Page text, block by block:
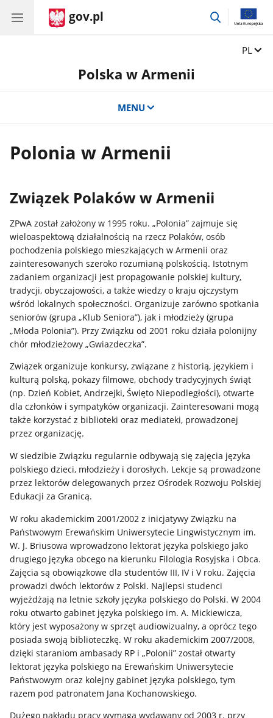
gov.pl
przejdź
Zmień
PL
Polska w Armenii
MENU
Polonia w Armenii
Związek Polaków w Armenii
ZPwA został założony w 1995 roku. „Polonia” zajmuje się
wieloaspektową działalnością na rzecz Polaków, osób
pochodzenia polskiego mieszkających w Armenii oraz
zainteresowanych szeroko rozumianą polskością. Istotnym
zadaniem organizacji jest propagowanie polskiej kultury,
tradycji, obyczajowości, a także wiedzy o kraju ojczystym
wśród lokalnych społeczności. Organizuje zarówno spotkania
seniorów (grupa „Klub Seniora”), jak i młodzieży (grupa
„Młoda Polonia”). Przy Związku od 2001 roku działa polonijny
chór młodzieżowy „Gwiazdeczka”.
Związek organizuje konkursy, związane z historią, językiem i
kulturą polską, pokazy filmowe, obchody tradycyjnych świąt
(np. Dzień Kobiet, Andrzejki, Święto Niepodległości), otwarte
dla członków i sympatyków organizacji. Zainteresowani mogą
także korzystać z biblioteki oraz mediateki, prowadzonej
przez organizację.
W siedzibie Związku regularnie odbywają się zajęcia języka
polskiego dzieci, młodzieży i dorosłych. Lekcje są prowadzone
przez lektorów delegowanych przez Ośrodek Rozwoju Polskiej
Edukacji za Granicą.
W roku akademickim 2001/2002 z inicjatywy Związku na
Państwowym Erewańskim Uniwersytecie Lingwistycznym im.
W. J. Briusowa wprowadzono lektorat języka polskiego jako
drugiego języka obcego na kierunku Filologia Rosyjska i Obca.
Zajęcia są obowiązkowe dla studentów III, IV i V roku. Zajęcia
prowadzi dwóch lektorów z Polski. Najlepsi studenci
wyjeżdżają na letnie szkoły języka polskiego do Polski. W 2004
roku otwarto gabinet języka polskiego im. A. Mickiewicza,
który jest wyposażony w sprzęt audiowizualny, a oprócz tego
posiada swoją biblioteczkę. W roku akademickim 2007/2008,
dzięki staraniom ambasady RP i „Polonii” został otwarty
lektorat języka polskiego na Erewańskim Uniwersytecie
Państwowym oraz kolejny gabinet języka polskiego, tym
razem pod patronatem Jana Kochanowskiego.
Dużego nakładu pracy wymaga wydawany od 2003 r. przy